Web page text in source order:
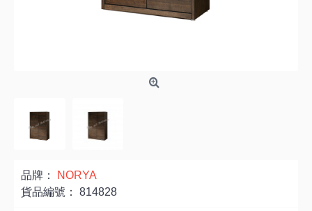
品牌：
NORYA
貨品編號： 814828